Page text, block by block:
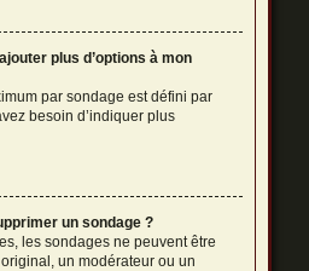
plus d’options à mon
par sondage est défini par
besoin d’indiquer plus
un sondage ?
les sondages ne peuvent être
un modérateur ou un